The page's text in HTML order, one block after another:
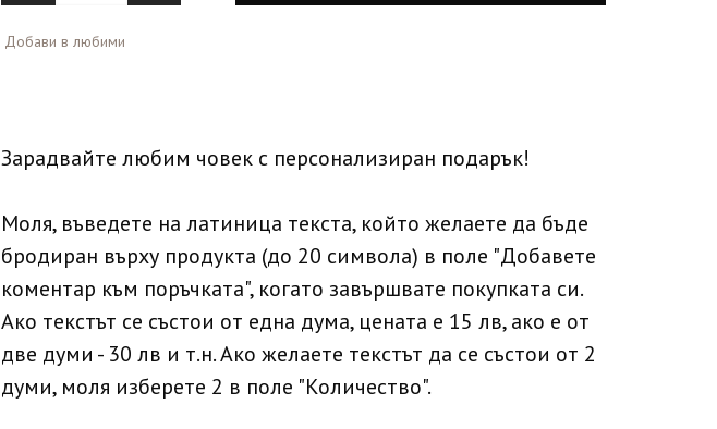
Добави в любими
Зарадвайте любим човек с персонализиран подарък!
Моля, въведете на латиница текста, който желаете да бъде
бродиран върху продукта (до 20 символа) в поле "Добавете
коментар към поръчката", когато завършвате покупката си.
Ако текстът се състои от една дума, цената е 15 лв, ако е от
две думи - 30 лв и т.н. Ако желаете текстът да се състои от 2
думи, моля изберете 2 в поле "Количество".